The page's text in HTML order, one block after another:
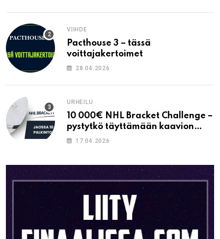
VIIHDE
Pacthouse 3 – tässä
voittajakertoimet
28.04.2026
URHEILU
10 000€ NHL Bracket Challenge –
pystytkö täyttämään kaavion
oikein?
17.04.2026